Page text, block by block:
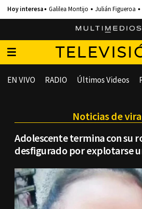
Galilea Montijo Julián Figueroa
EN VIVO RADIO Últimos Videos
Noticias de
Adolescente termina con su
desfigurado por explotarse